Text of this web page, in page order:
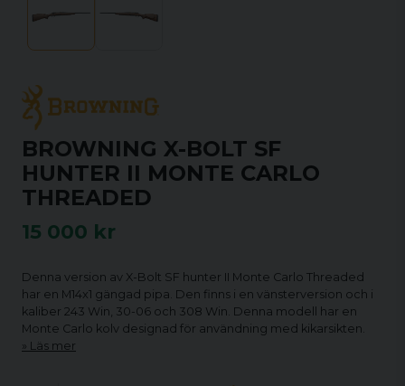
BROWNING X-BOLT SF
HUNTER II MONTE CARLO
THREADED
15 000 kr
Denna version av X-Bolt SF hunter II Monte Carlo Threaded
har en M14x1 gängad pipa. Den finns i en vänsterversion och i
kaliber 243 Win, 30-06 och 308 Win. Denna modell har en
Monte Carlo kolv designad för användning med kikarsikten.
Läs mer